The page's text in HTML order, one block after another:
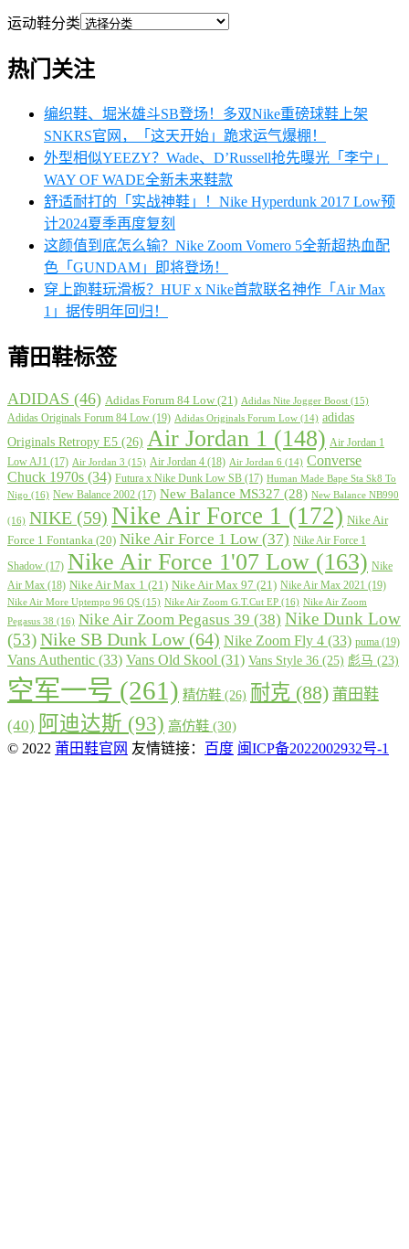
运动鞋分类
热门关注
编织鞋、堀米雄斗SB登场！多双Nike重磅球鞋上架
SNKRS官网，「这天开始」跪求运气爆棚！
外型相似YEEZY？Wade、D’Russell抢先曝光「李宁」
WAY OF WADE全新未来鞋款
舒适耐打的「实战神鞋」！Nike Hyperdunk 2017 Low预
计2024夏季再度复刻
这颜值到底怎么输？Nike Zoom Vomero 5全新超热血配
色「GUNDAM」即将登场！
穿上跑鞋玩滑板？HUF x Nike首款联名神作「Air Max
1」据传明年回归！
莆田鞋标签
ADIDAS (46) Adidas Forum 84 Low (21) Adidas Nite Jogger Boost (15)
Adidas Originals Forum 84 Low (19) Adidas Originals Forum Low (14) adidas
Originals Retropy E5 (26) Air Jordan 1 (148) Air Jordan 1
Low AJ1 (17) Air Jordan 3 (15) Air Jordan 4 (18) Air Jordan 6 (14) Converse
Chuck 1970s (34) Futura x Nike Dunk Low SB (17) Human Made Bape Sta Sk8 To
Nigo (16) New Balance 2002 (17) New Balance MS327 (28) New Balance NB990
(16) NIKE (59) Nike Air Force 1 (172) Nike Air
Force 1 Fontanka (20) Nike Air Force 1 Low (37) Nike Air Force 1
Shadow (17) Nike Air Force 1'07 Low (163) Nike
Air Max (18) Nike Air Max 1 (21) Nike Air Max 97 (21) Nike Air Max 2021 (19)
Nike Air More Uptempo 96 QS (15) Nike Air Zoom G.T.Cut EP (16) Nike Air Zoom
Pegasus 38 (16) Nike Air Zoom Pegasus 39 (38) Nike Dunk Low
(53)Nike SB Dunk Low(64) Nike Zoom Fly 4 (33) puma (19)
Vans Authentic (33) Vans Old Skool (31) Vans Style 36 (25) 彪马 (23)
空军一号 (261) 精仿鞋 (26) 耐克 (88) 莆田鞋
(40) 阿迪达斯 (93) 高仿鞋 (30)
© 2022 莆田鞋官网 友情链接： 百度 闽ICP备2022002932号-1